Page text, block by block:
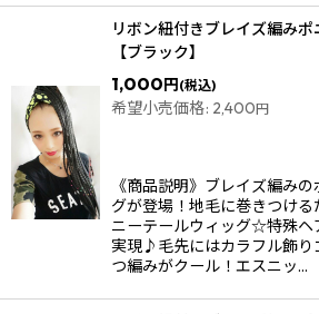
リボン紐付きブレイズ編み
【ブラック】
1,000円(税込)
希望小売価格: 2,400円
《商品説明》ブレイズ編み
グが登場！地毛に巻きつけ
ニーテールウィッグ☆特殊ヘ
実現♪毛先にはカラフル飾
つ編みがクール！エスニッ…